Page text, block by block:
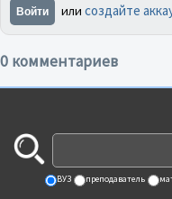
Войти или создайте
0 комментариев
ВУЗ преподаватель